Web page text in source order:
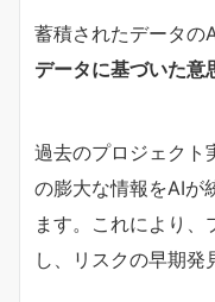
蓄積されたデータの
データに基づいた意
過去のプロジェクト
の膨大な情報をAIが
ます。これにより、
し、リスクの早期発